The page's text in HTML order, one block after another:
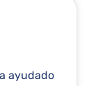
ayudado